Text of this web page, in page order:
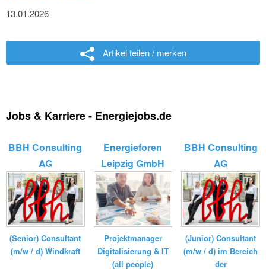
13.01.2026
Artikel teilen / merken
Jobs & Karriere - Energiejobs.de
BBH Consulting
AG
(Senior) Consultant
(m/w / d) Windkraft
Energieforen
Leipzig GmbH
Projektmanager
Digitalisierung & IT
(all people)
BBH Consulting
AG
(Junior) Consultant
(m/w / d) im Bereich
der